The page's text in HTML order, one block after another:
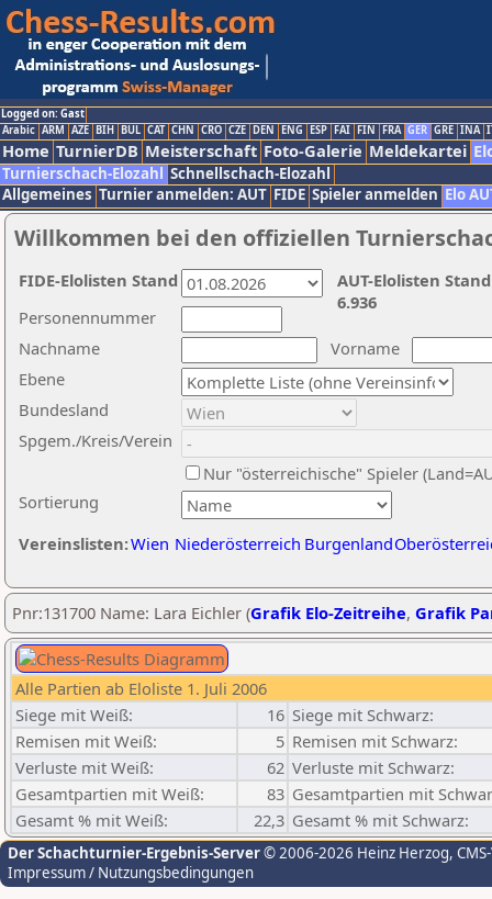
Logged on: Gast
Arabic ARM AZE BIH BUL CAT CHN CRO CZE DEN ENG ESP FAI FIN FRA GER GRE INA
Home TurnierDB Meisterschaft Foto-Galerie Meldekartei
Turnierschach-Elozahl Schnellschach-Elozahl
Allgemeines Turnier anmelden: AUT FIDE Spieler anmelden Elo
Willkommen bei den offiziellen
Nachname
Vorname
Ebene
Sortierung
Personennummer
Bundesland
Spgem./Kreis/Verein
Nur "österreichische" Spieler
Vereinslisten:Wien Niederösterreich Burgenland
AUT-Elolisten
6.936
FIDE-Elolisten Stand
Pnr:131700 Name: Lara Eichler (Grafik Elo-Zeitreihe, Grafik
Alle Partien ab Eloliste 1. Juli 2006
Siege mit Weiß:
16 Siege mit Schwarz:
Remisen mit Weiß:
5 Remisen mit Schwarz:
Verluste mit Weiß:
62 Verluste mit Schwarz:
Gesamtpartien mit Weiß:
83 Gesamtpartien mit
Gesamt % mit Weiß:
22,3 Gesamt % mit Schwarz:
Der Schachturnier-Ergebnis-Server© 2006-2026 Heinz Herzog,
Impressum / Nutzungsbedingungen